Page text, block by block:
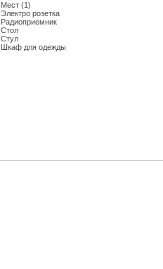
Мест (1)
Электро розетка
Радиоприемник
Стол
Стул
Шкаф для одежды